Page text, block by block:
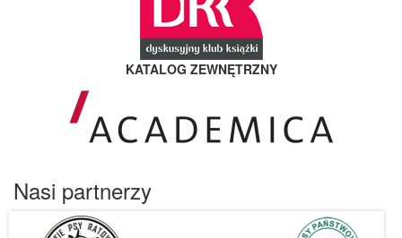
KATALOG ZEWNĘTRZNY
Nasi partnerzy